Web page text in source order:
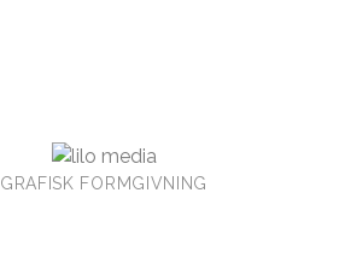
GRAFISK FORMGIVNING